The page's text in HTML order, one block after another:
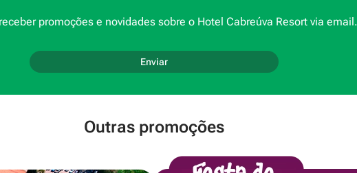
promoções e novidades sobre o Hotel Cabreúva Resort via email.
Enviar
Outras promoções